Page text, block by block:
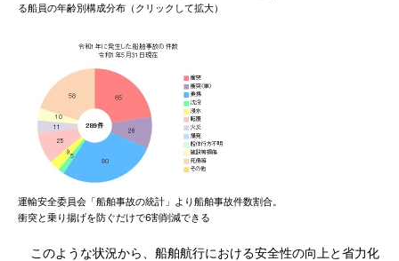
る船員の年齢別構成分布（クリックして拡大）
運輸安全委員会「船舶事故の統計」より船舶事故件数割合。
衝突と乗り揚げを防ぐだけで6割削減できる
このような状況から、船舶航行における安全性の向上と省力化